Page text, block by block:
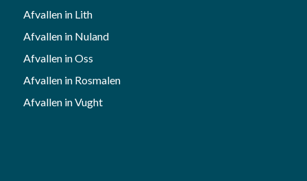
Afvallen in Lith
Afvallen in Nuland
Afvallen in Oss
Afvallen in Rosmalen
Afvallen in Vught